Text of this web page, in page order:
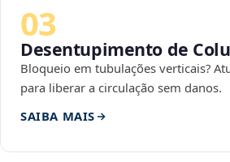
03
Desentupimento de
Bloqueio em tubulações verticais?
para liberar a circulação sem danos.
SAIBA MAIS